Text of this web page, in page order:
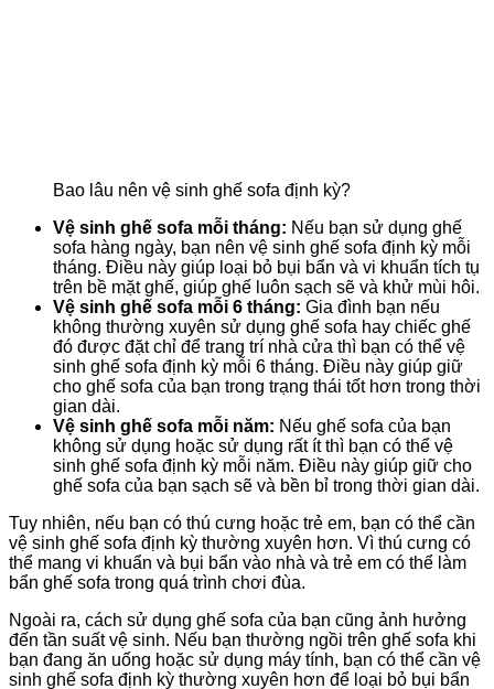
Bao lâu nên vệ sinh ghế sofa định kỳ?
Vệ sinh ghế sofa mỗi tháng: Nếu bạn sử dụng ghế
sofa hàng ngày, bạn nên vệ sinh ghế sofa định kỳ mỗi
tháng. Điều này giúp loại bỏ bụi bẩn và vi khuẩn tích tụ
trên bề mặt ghế, giúp ghế luôn sạch sẽ và khử mùi hôi.
Vệ sinh ghế sofa mỗi 6 tháng: Gia đình bạn nếu
không thường xuyên sử dụng ghế sofa hay chiếc ghế
đó được đặt chỉ để trang trí nhà cửa thì bạn có thể vệ
sinh ghế sofa định kỳ mỗi 6 tháng. Điều này giúp giữ
cho ghế sofa của bạn trong trạng thái tốt hơn trong thời
gian dài.
Vệ sinh ghế sofa mỗi năm: Nếu ghế sofa của bạn
không sử dụng hoặc sử dụng rất ít thì bạn có thể vệ
sinh ghế sofa định kỳ mỗi năm. Điều này giúp giữ cho
ghế sofa của bạn sạch sẽ và bền bỉ trong thời gian dài.
Tuy nhiên, nếu bạn có thú cưng hoặc trẻ em, bạn có thể cần
vệ sinh ghế sofa định kỳ thường xuyên hơn. Vì thú cưng có
thể mang vi khuẩn và bụi bẩn vào nhà và trẻ em có thể làm
bẩn ghế sofa trong quá trình chơi đùa.
Ngoài ra, cách sử dụng ghế sofa của bạn cũng ảnh hưởng
đến tần suất vệ sinh. Nếu bạn thường ngồi trên ghế sofa khi
bạn đang ăn uống hoặc sử dụng máy tính, bạn có thể cần vệ
sinh ghế sofa định kỳ thường xuyên hơn để loại bỏ bụi bẩn